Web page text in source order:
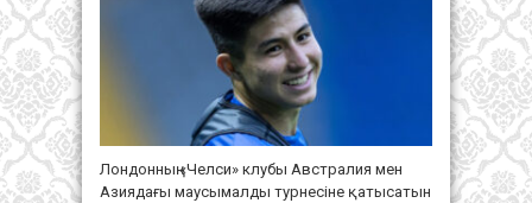
маусымалды
турына
Дастан
Сәтпаев
та
қатысады
Лондонның «Челси» клубы Австралия мен
Азиядағы маусымалды турнесіне қатысатын